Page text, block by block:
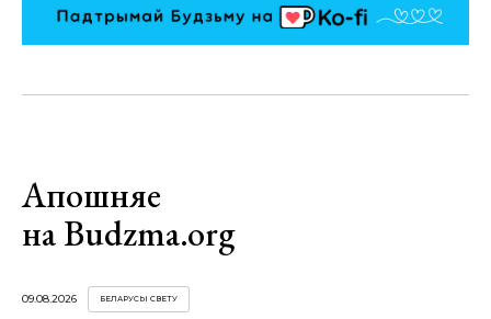
Апошняе
на Budzma.org
09.08.2026 БЕЛАРУСЫ СВЕТУ